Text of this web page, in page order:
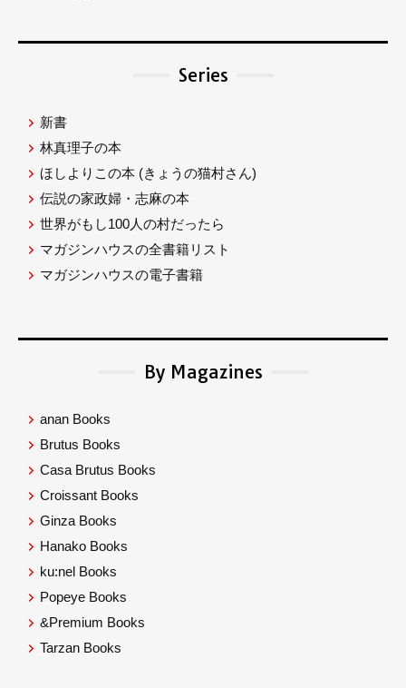
Series
新書
林真理子の本
ほしよりこの本 (きょうの猫村さん)
伝説の家政婦・志麻の本
世界がもし100人の村だったら
マガジンハウスの全書籍リスト
マガジンハウスの電子書籍
By Magazines
anan Books
Brutus Books
Casa Brutus Books
Croissant Books
Ginza Books
Hanako Books
ku:nel Books
Popeye Books
&Premium Books
Tarzan Books